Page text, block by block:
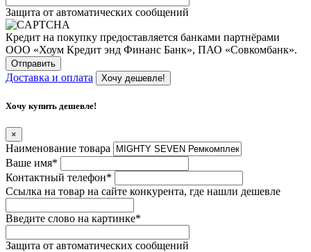
Защита от автоматических сообщений
Кредит на покупку предоставляется банками партнёрами
ООО «Хоум Кредит энд Финанс Банк», ПАО «Совкомбанк».
Доставка и оплата Хочу дешевле!
Хочу купить дешевле!
×
Наименование товара
Ваше имя*
Контактный телефон*
Ссылка на товар на сайте конкурента, где нашли дешевле
Введите слово на картинке*
Защита от автоматических сообщений